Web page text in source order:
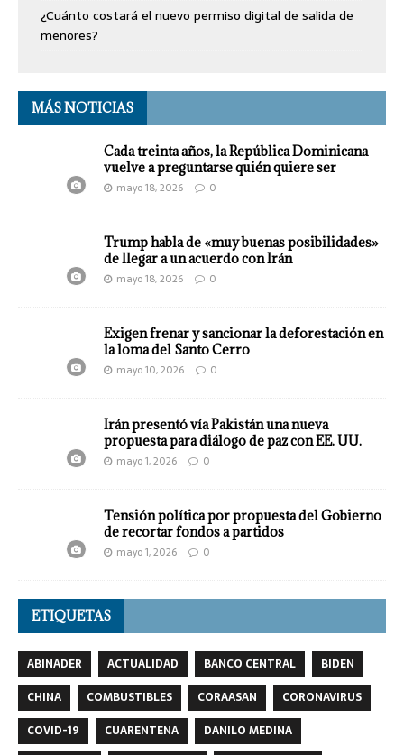
¿Cuánto costará el nuevo permiso digital de salida de
menores?
MÁS NOTICIAS
Cada treinta años, la República Dominicana
vuelve a preguntarse quién quiere ser
mayo 18, 2026 0
Trump habla de «muy buenas posibilidades»
de llegar a un acuerdo con Irán
mayo 18, 2026 0
Exigen frenar y sancionar la deforestación en
la loma del Santo Cerro
mayo 10, 2026 0
Irán presentó vía Pakistán una nueva
propuesta para diálogo de paz con EE. UU.
mayo 1, 2026 0
Tensión política por propuesta del Gobierno
de recortar fondos a partidos
mayo 1, 2026 0
ETIQUETAS
ABINADER ACTUALIDAD BANCO CENTRAL
BIDEN
CHINA
COMBUSTIBLES CORAASAN
CORONAVIRUS
COVID-19
CUARENTENA
DANILO MEDINA